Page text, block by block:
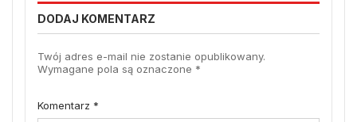
DODAJ KOMENTARZ
Twój adres e-mail nie zostanie opublikowany.
Wymagane pola są oznaczone *
Komentarz *